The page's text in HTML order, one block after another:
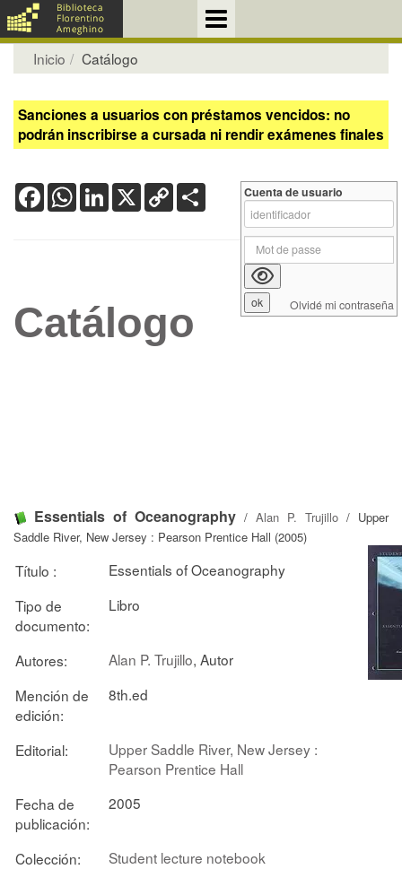
Inicio Catálogo
Sanciones a usuarios con préstamos vencidos: no
podrán inscribirse a cursada ni rendir exámenes finales
FacebookWhatsApp
LinkedIn
X Copy
Link
Catálogo
Essentials of Oceanography / Alan P. Trujillo / Upper
Saddle River, New Jersey : Pearson Prentice Hall (2005)
Título :
Essentials of Oceanography
Tipo de
documento:
Libro
Autores: Alan P. Trujillo, Autor
Mención de
edición:
8th.ed
Editorial:
Upper Saddle River, New Jersey :
Pearson Prentice Hall
Fecha de
publicación:
2005
Colección:
Student lecture notebook
Cuenta de usuario
Olvidé mi contraseña